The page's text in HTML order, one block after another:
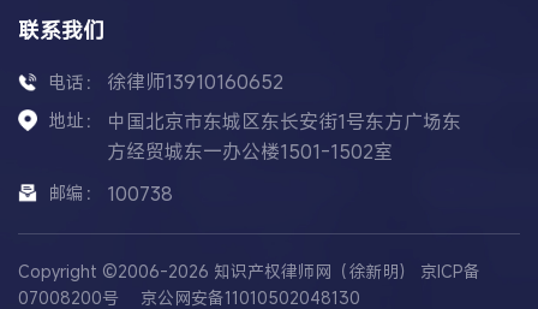
联系我们
电话： 徐律师13910160652
地址：
中国北京市东城区东长安街1号东方广场东
方经贸城东一办公楼1501-1502室
邮编： 100738
Copyright ©2006-2026 知识产权律师网（徐新明） 京ICP备
07008200号
京公网安备11010502048130